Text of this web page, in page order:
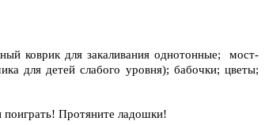
коврик для закаливания однотонные; мост-
для детей слабого уровня); бабочки; цветы;
поиграть! Протяните ладошки!